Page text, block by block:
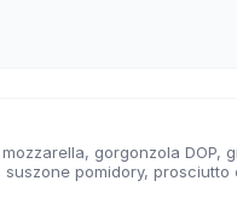
gorgonzola DOP,
suszone pomidory, prosciutto